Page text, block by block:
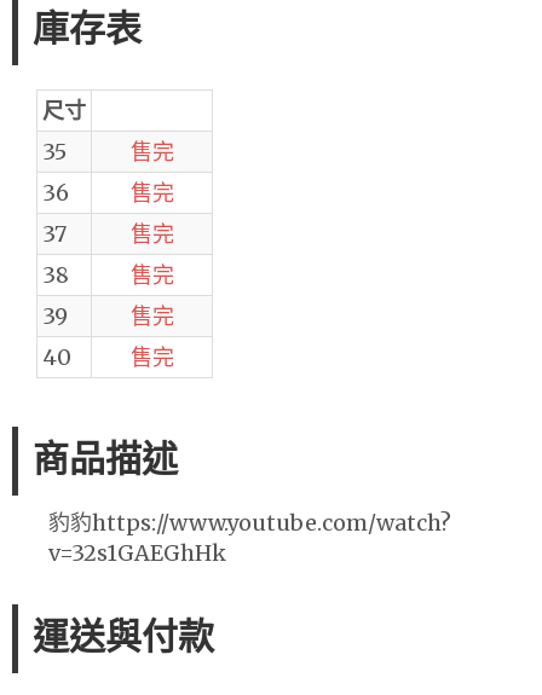
庫存表
尺寸
35
售完
36
售完
37
售完
38
售完
39
售完
40
售完
商品描述
豹豹https://www.youtube.com/watch?
v=32s1GAEGhHk
運送與付款